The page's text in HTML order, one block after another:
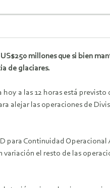
millones que si bien
de glaciares.
a las 12 horas está
alejar las operaciones de
Continuidad Operacional
el resto de las